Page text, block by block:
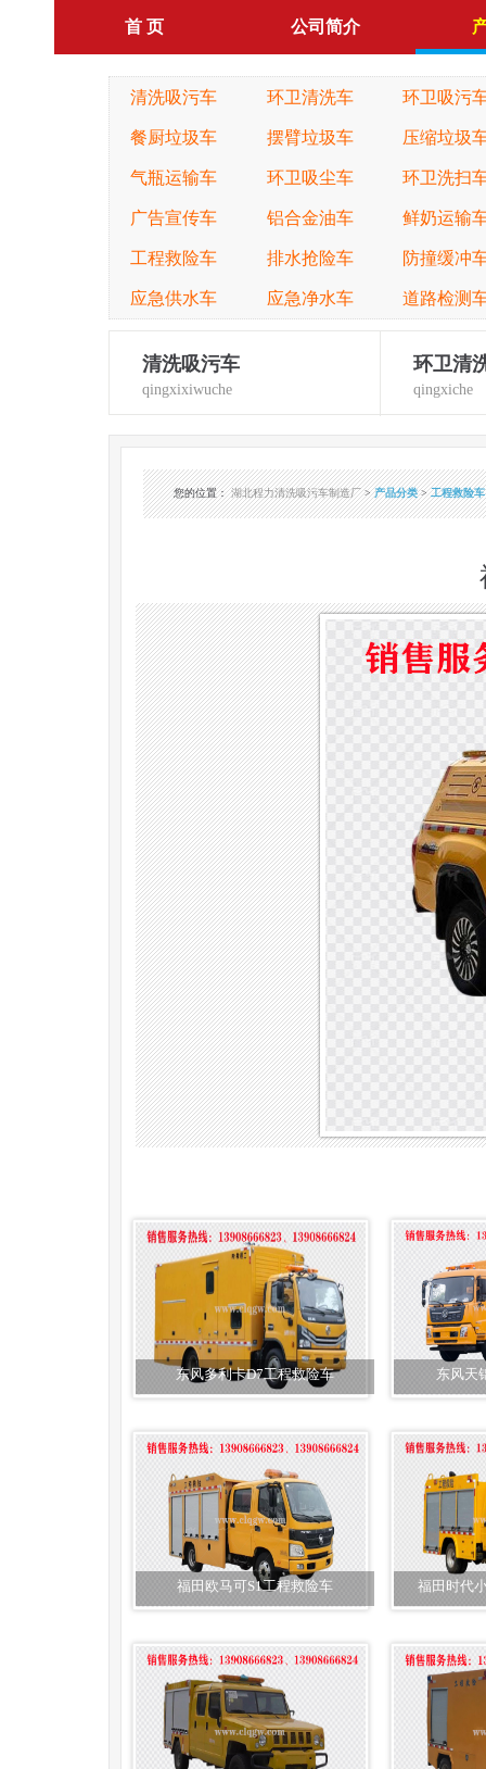
首 页 公司简介
清洗吸污车 环卫清洗车 环卫吸污
餐厨垃圾车 摆臂垃圾车 压缩垃圾
气瓶运输车 环卫吸尘车 环卫洗扫
广告宣传车 铝合金油车 鲜奶运输
工程救险车 排水抢险车 防撞缓冲
应急供水车 应急净水车 道路检测
清洗吸污车
qingxixiwuche
环卫清
qingxiche
您的位置：湖北程力清洗吸污车制造厂>产品分类>工程救险车
东风多利卡D7工程救险车 东风天
福田欧马可S1工程救险车 福田时代